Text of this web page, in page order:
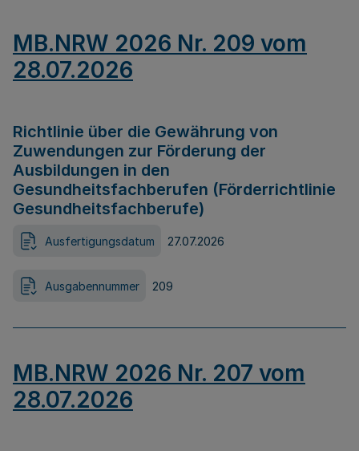
MB.NRW 2026 Nr. 209 vom
28.07.2026
Richtlinie über die Gewährung von
Zuwendungen zur Förderung der
Ausbildungen in den
Gesundheitsfachberufen (Förderrichtlinie
Gesundheitsfachberufe)
Ausfertigungsdatum 27.07.2026
Ausgabennummer 209
MB.NRW 2026 Nr. 207 vom
28.07.2026